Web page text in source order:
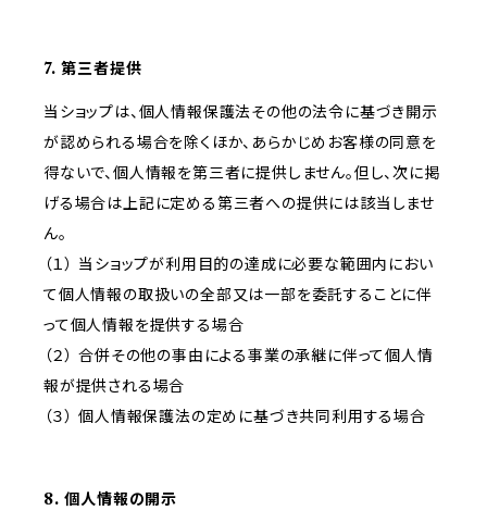
7. 第三者提供
当ショップは、個人情報保護法その他の法令に基づき開示
が認められる場合を除くほか、あらかじめお客様の同意を
得ないで、個人情報を第三者に提供しません。但し、次に掲
げる場合は上記に定める第三者への提供には該当しませ
ん。
（１） 当ショップが利用目的の達成に必要な範囲内におい
て個人情報の取扱いの全部又は一部を委託することに伴
って個人情報を提供する場合
（２） 合併その他の事由による事業の承継に伴って個人情
報が提供される場合
（３） 個人情報保護法の定めに基づき共同利用する場合
8. 個人情報の開示